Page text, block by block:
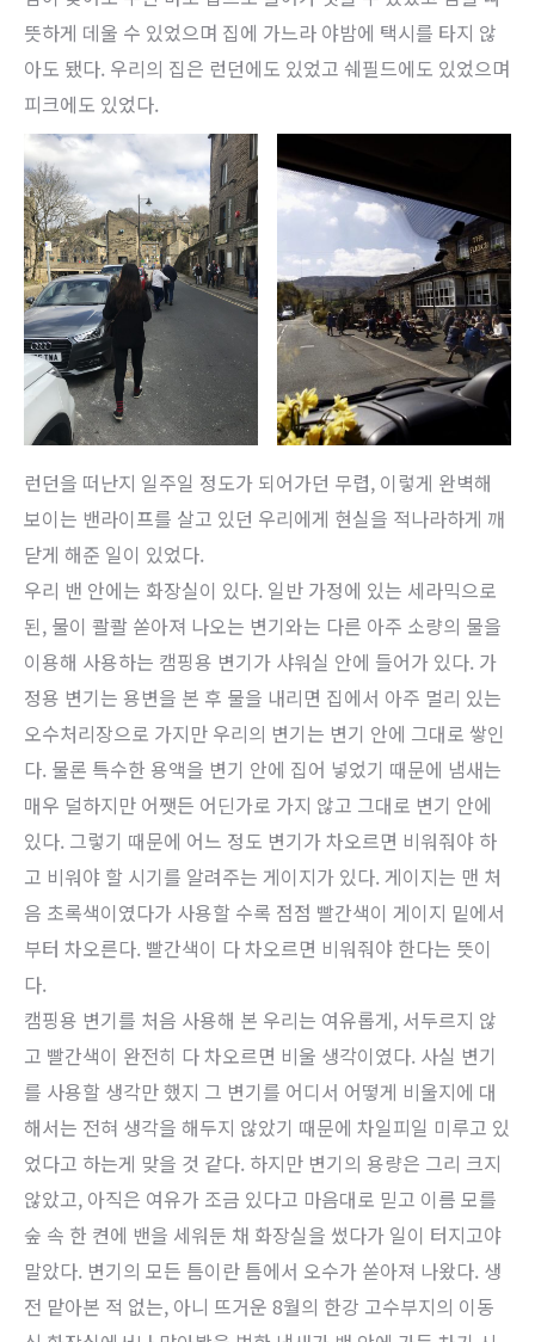
뜻하게 데울 수 있었으며 집에 가느라 야밤에 택시를 타지 않
아도 됐다. 우리의 집은 런던에도 있었고 쉐필드에도 있었으며
피크에도 있었다.
런던을 떠난지 일주일 정도가 되어가던 무렵, 이렇게 완벽해
보이는 밴라이프를 살고 있던 우리에게 현실을 적나라하게 깨
닫게 해준 일이 있었다.
우리 밴 안에는 화장실이 있다. 일반 가정에 있는 세라믹으로
된, 물이 콸콸 쏟아져 나오는 변기와는 다른 아주 소량의 물을
이용해 사용하는 캠핑용 변기가 샤워실 안에 들어가 있다. 가
정용 변기는 용변을 본 후 물을 내리면 집에서 아주 멀리 있는
오수처리장으로 가지만 우리의 변기는 변기 안에 그대로 쌓인
다. 물론 특수한 용액을 변기 안에 집어 넣었기 때문에 냄새는
매우 덜하지만 어쨋든 어딘가로 가지 않고 그대로 변기 안에
있다. 그렇기 때문에 어느 정도 변기가 차오르면 비워줘야 하
고 비워야 할 시기를 알려주는 게이지가 있다. 게이지는 맨 처
음 초록색이였다가 사용할 수록 점점 빨간색이 게이지 밑에서
부터 차오른다. 빨간색이 다 차오르면 비워줘야 한다는 뜻이
다.
캠핑용 변기를 처음 사용해 본 우리는 여유롭게, 서두르지 않
고 빨간색이 완전히 다 차오르면 비울 생각이였다. 사실 변기
를 사용할 생각만 했지 그 변기를 어디서 어떻게 비울지에 대
해서는 전혀 생각을 해두지 않았기 때문에 차일피일 미루고 있
었다고 하는게 맞을 것 같다. 하지만 변기의 용량은 그리 크지
않았고, 아직은 여유가 조금 있다고 마음대로 믿고 이름 모를
숲 속 한 켠에 밴을 세워둔 채 화장실을 썼다가 일이 터지고야
말았다. 변기의 모든 틈이란 틈에서 오수가 쏟아져 나왔다. 생
전 맡아본 적 없는, 아니 뜨거운 8월의 한강 고수부지의 이동